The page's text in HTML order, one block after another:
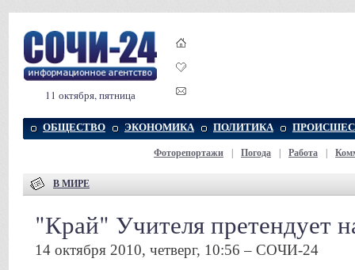
11 октября, пятница
ОБЩЕСТВО ЭКОНОМИКА ПОЛИТИКА
Фоторепортажи Погода Работа
В МИРЕ
"Край" Учителя претендует
14 октября 2010, четверг, 10:56 – СОЧИ-24